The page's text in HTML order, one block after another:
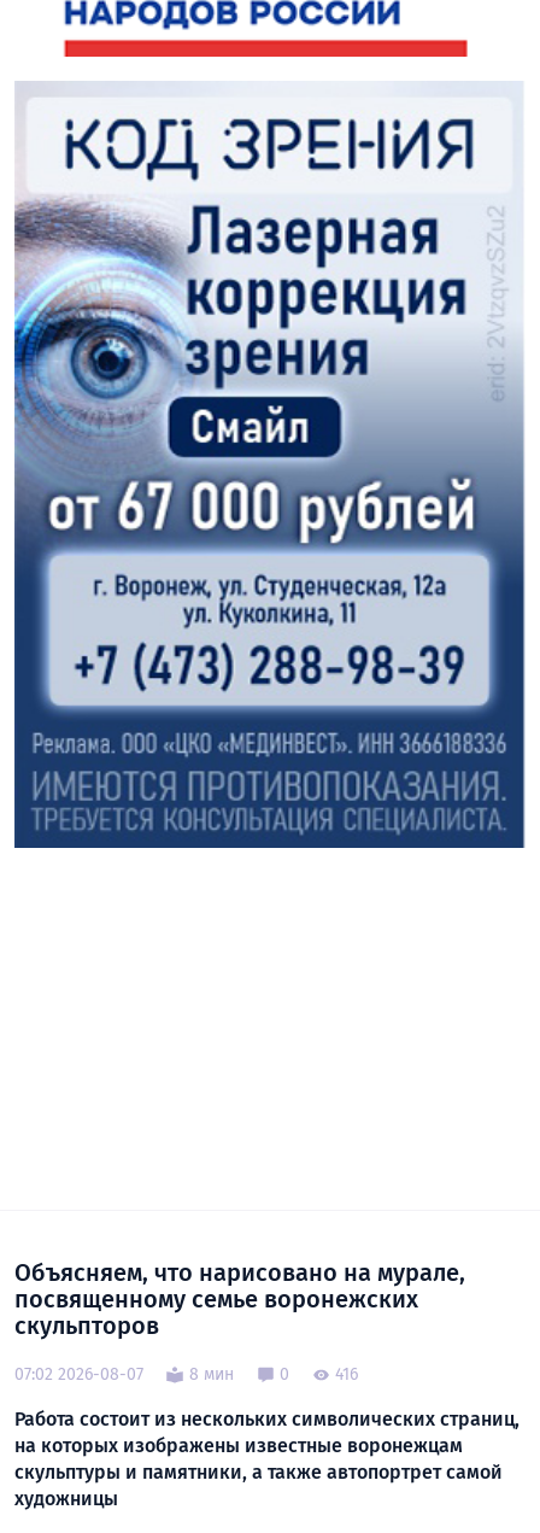
Объясняем, что нарисовано на мурале,
посвященному семье воронежских
скульпторов
07:02 2026-08-07 8 мин 0 416
Работа состоит из нескольких символических страниц,
на которых изображены известные воронежцам
скульптуры и памятники, а также автопортрет самой
художницы